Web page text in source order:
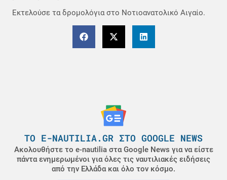
Εκτελούσε τα δρομολόγια στο Νοτιοανατολικό Αιγαίο.
ΤΟ E-NAUTILIA.GR ΣΤΟ GOOGLE NEWS
Ακολουθήστε το e-nautilia στα Google News για να είστε
πάντα ενημερωμένοι για όλες τις ναυτιλιακές ειδήσεις
από την Ελλάδα και όλο τον κόσμο.